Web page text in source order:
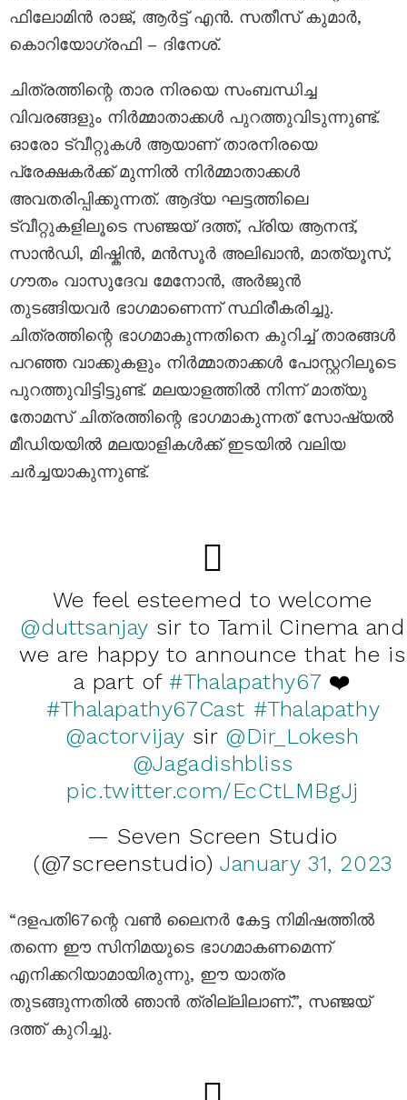
ഫിലോമിൻ രാജ്, ആർട്ട് എൻ. സതീസ് കുമാർ,
കൊറിയോഗ്രഫി – ദിനേശ്.
ചിത്രത്തിന്റെ താര നിരയെ സംബന്ധിച്ച
വിവരങ്ങളും നിർമ്മാതാക്കൾ പുറത്തുവിടുന്നുണ്ട്.
ഓരോ ട്വീറ്റുകൾ ആയാണ് താരനിരയെ
പ്രേക്ഷകർക്ക് മുന്നിൽ നിർമ്മാതാക്കൾ
അവതരിപ്പിക്കുന്നത്. ആദ്യ ഘട്ടത്തിലെ
ട്വീറ്റുകളിലൂടെ സഞ്ജയ്‌ ദത്ത്, പ്രിയ ആനന്ദ്,
സാൻഡി, മിഷ്കിൻ, മൻസൂർ അലിഖാൻ, മാത്യൂസ്,
ഗൗതം വാസുദേവ മേനോൻ, അർജുൻ
തുടങ്ങിയവർ ഭാഗമാണെന്ന് സ്ഥിരീകരിച്ചു.
ചിത്രത്തിന്റെ ഭാഗമാകുന്നതിനെ കുറിച്ച് താരങ്ങൾ
പറഞ്ഞ വാക്കുകളും നിർമ്മാതാക്കൾ പോസ്റ്ററിലൂടെ
പുറത്തുവിട്ടിട്ടുണ്ട്. മലയാളത്തിൽ നിന്ന് മാത്യു
തോമസ് ചിത്രത്തിന്റെ ഭാഗമാകുന്നത് സോഷ്യൽ
മീഡിയയിൽ മലയാളികൾക്ക് ഇടയിൽ വലിയ
ചർച്ചയാകുന്നുണ്ട്.
We feel esteemed to welcome
@duttsanjay sir to Tamil Cinema and
we are happy to announce that he is
a part of#Thalapathy67 ❤️
#Thalapathy67Cast #Thalapathy
@actorvijay sir @Dir_Lokesh
@Jagadishbliss
pic.twitter.com/EcCtLMBgJj
— Seven Screen Studio
(@7screenstudio)January 31, 2023
“ദളപതി67ന്റെ വൺ ലൈനർ കേട്ട നിമിഷത്തിൽ
തന്നെ ഈ സിനിമയുടെ ഭാഗമാകണമെന്ന്
എനിക്കറിയാമായിരുന്നു, ഈ യാത്ര
തുടങ്ങുന്നതിൽ ഞാൻ ത്രില്ലിലാണ്.”, സഞ്ജയ്
ദത്ത് കുറിച്ചു.